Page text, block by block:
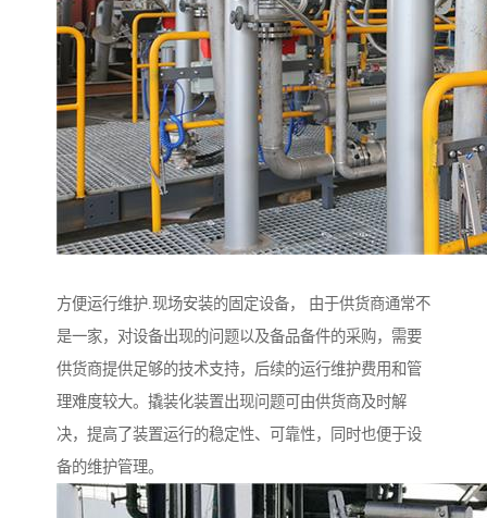
方便运行维护.现场安装的固定设备， 由于供货商通常不
是一家，对设备出现的问题以及备品备件的采购，需要
供货商提供足够的技术支持，后续的运行维护费用和管
理难度较大。撬装化装置出现问题可由供货商及时解
决，提高了装置运行的稳定性、可靠性，同时也便于设
备的维护管理。